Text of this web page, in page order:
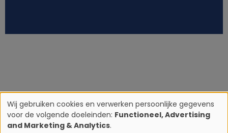
G
Wij gebruiken cookies en verwerken persoonlijke gegevens
voor de volgende doeleinden: Functioneel, Advertising
and Marketing & Analytics.